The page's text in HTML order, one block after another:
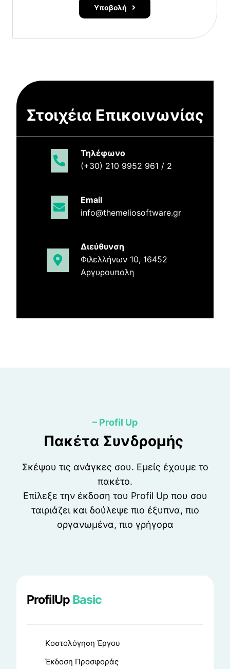
Στοιχέια Επικοινωνίας
Τηλέφωνο
(+30) 210 9952 961 / 2
Email
info@themeliosoftware.gr
Διεύθυνση
Φιλελλήνων 10, 16452
Αργυρουπολη
Υποβολή
– Profil Up
Πακέτα Συνδρομής
Σκέψου τις ανάγκες σου. Εμείς έχουμε το
πακέτο.
Επίλεξε την έκδοση του Profil Up που σου
ταιριάζει και δούλεψε πιο έξυπνα, πιο
οργανωμένα, πιο γρήγορα
ProfilUp Basic
Kοστολόγηση Έργου
Έκδοση Προσφοράς